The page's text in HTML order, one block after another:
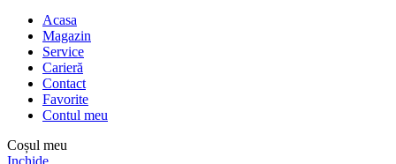
Acasa
Magazin
Service
Carieră
Contact
Favorite
Contul meu
Coșul meu